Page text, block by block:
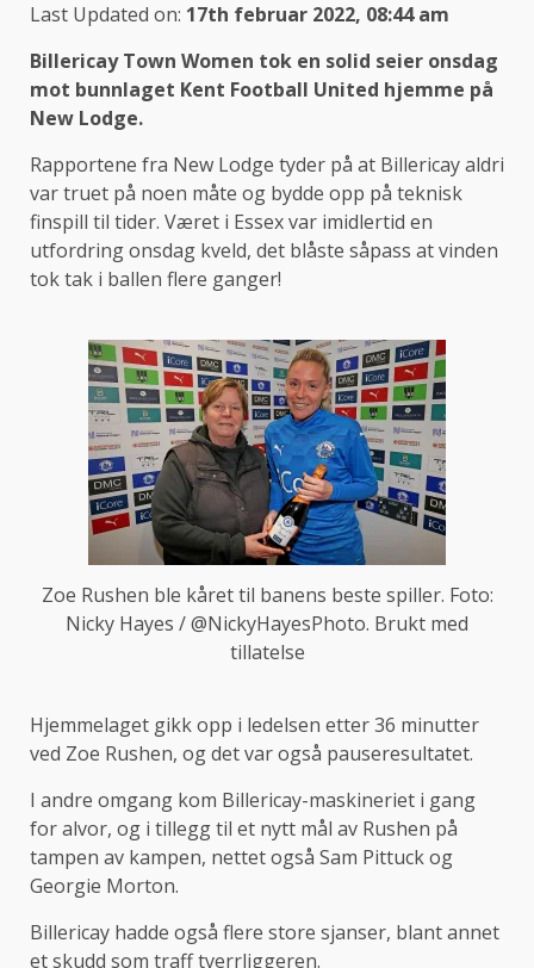
Last Updated on: 17th februar 2022, 08:44 am
Billericay Town Women tok en solid seier onsdag
mot bunnlaget Kent Football United hjemme på
New Lodge.
Rapportene fra New Lodge tyder på at Billericay aldri
var truet på noen måte og bydde opp på teknisk
finspill til tider. Været i Essex var imidlertid en
utfordring onsdag kveld, det blåste såpass at vinden
tok tak i ballen flere ganger!
Zoe Rushen ble kåret til banens beste spiller. Foto:
Nicky Hayes / @NickyHayesPhoto. Brukt med
tillatelse
Hjemmelaget gikk opp i ledelsen etter 36 minutter
ved Zoe Rushen, og det var også pauseresultatet.
I andre omgang kom Billericay-maskineriet i gang
for alvor, og i tillegg til et nytt mål av Rushen på
tampen av kampen, nettet også Sam Pittuck og
Georgie Morton.
Billericay hadde også flere store sjanser, blant annet
et skudd som traff tverrliggeren.